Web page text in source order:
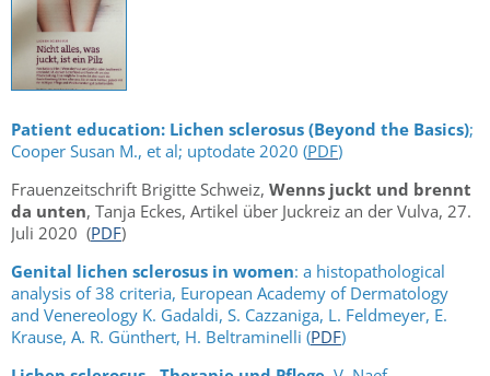
Patient education: Lichen sclerosus (Beyond the Basics);
Cooper Susan M., et al; uptodate 2020 (PDF)
Frauenzeitschrift Brigitte Schweiz, Wenns juckt und brennt
da unten, Tanja Eckes, Artikel über Juckreiz an der Vulva, 27.
Juli 2020 (PDF)
Genital lichen sclerosus in women: a histopathological
analysis of 38 criteria, European Academy of Dermatology
and Venereology K. Gadaldi, S. Cazzaniga, L. Feldmeyer, E.
Krause, A. R. Günthert, H. Beltraminelli (PDF)